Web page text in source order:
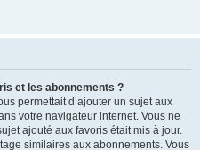
et les abonnements ?
permettait d’ajouter un sujet aux
votre navigateur internet. Vous ne
ajouté aux favoris était mis à jour.
similaires aux abonnements. Vous